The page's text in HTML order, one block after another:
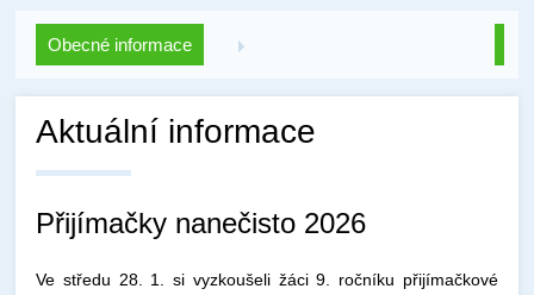
Obecné informace
Aktuální informace
Přijímačky nanečisto 2026
Ve středu 28. 1. si vyzkoušeli žáci 9. ročníku přijímačkové